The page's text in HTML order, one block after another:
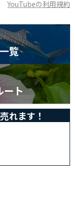
YouTubeの利用規約
覧
ト
れます！